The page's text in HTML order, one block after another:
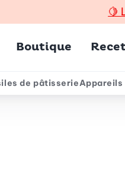
🍋
principal
Boutique
de pâtisserie